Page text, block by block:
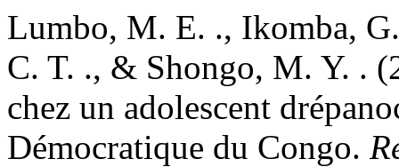
Lumbo, M. E. ., Ikomba,
C. T. ., & Shongo, M. Y. .
chez un adolescent
Démocratique du Congo.